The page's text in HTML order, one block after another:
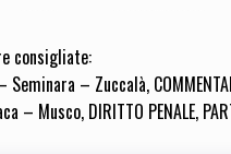
consigliate:
– Zuccalà,
– Musco, DIRITTO PENALE,